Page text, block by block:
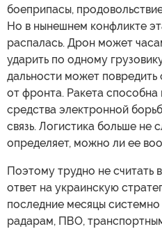
боеприпасы,
Но в нынешнем конфликте
распалась. Дрон может
ударить по одному
дальности может повредить
от фронта. Ракета способна
средства электронной
связь. Логистика больше не
определяет, можно ли ее
Поэтому трудно не считать
ответ на украинскую
последние месяцы
радарам, ПВО,